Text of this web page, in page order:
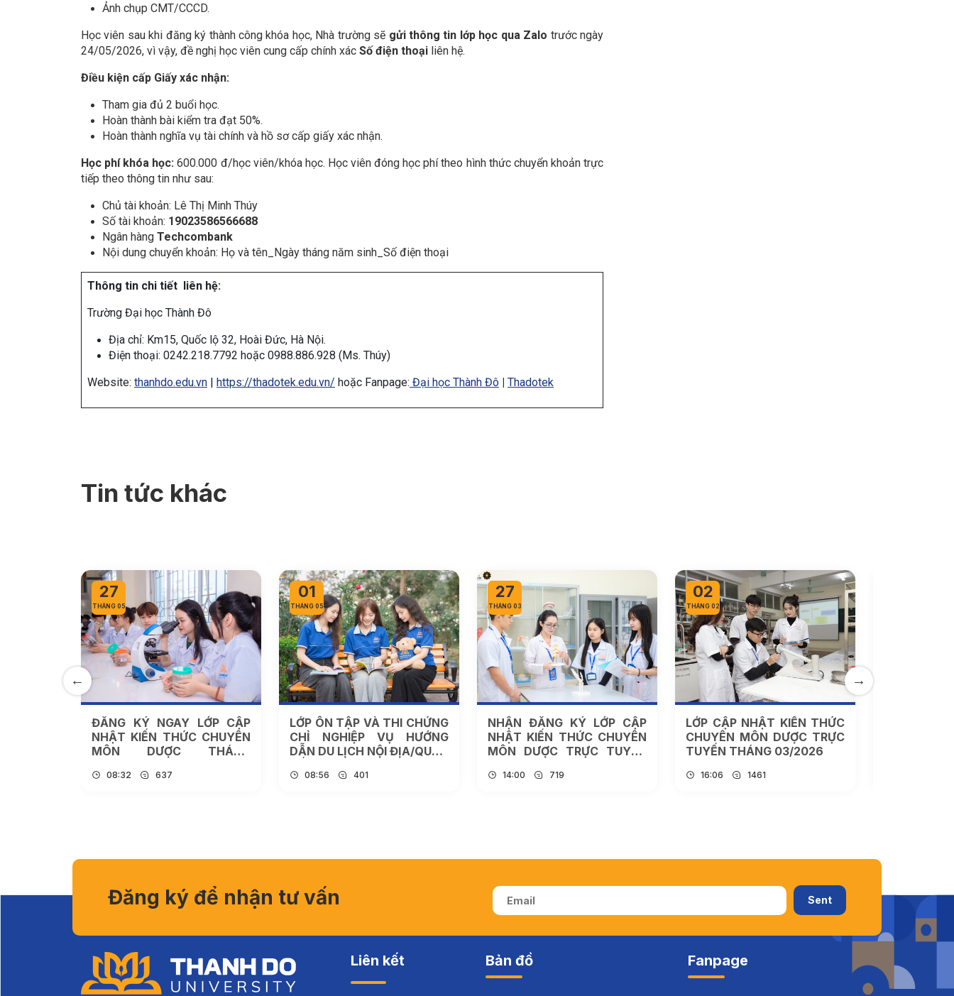
Ảnh chụp CMT/CCCD.
Học viên sau khi đăng ký thành công khóa học, Nhà trường sẽ gửi thông tin lớp học qua Zalo trước ngày
24/05/2026, vì vậy, đề nghị học viên cung cấp chính xác Số điện thoại liên hệ.
Điều kiện cấp Giấy xác nhận:
Tham gia đủ 2 buổi học.
Hoàn thành bài kiểm tra đạt 50%.
Hoàn thành nghĩa vụ tài chính và hồ sơ cấp giấy xác nhận.
Học phí khóa học: 600.000 đ/học viên/khóa học. Học viên đóng học phí theo hình thức chuyển khoản trực
tiếp theo thông tin như sau:
Chủ tài khoản: Lê Thị Minh Thúy
Số tài khoản: 19023586566688
Ngân hàng Techcombank
Nội dung chuyển khoản: Họ và tên_Ngày tháng năm sinh_Số điện thoại
Thông tin chi tiết liên hệ:
Trường Đại học Thành Đô
Địa chỉ: Km15, Quốc lộ 32, Hoài Đức, Hà Nội.
Điện thoại: 0242.218.7792 hoặc 0988.886.928 (Ms. Thúy)
Website: thanhdo.edu.vn | https://thadotek.edu.vn/ hoặc Fanpage: Đại học Thành Đô | Thadotek
Tin tức khác
27
THÁNG 05
ĐĂNG KÝ NGAY LỚP CẬP
NHẬT KIẾN THỨC CHUYÊN
MÔN DƯỢC THÁNG
08:32 637
01
THÁNG 05
LỚP ÔN TẬP VÀ THI CHỨNG
CHỈ NGHIỆP VỤ HƯỚNG
DẪN DU LỊCH NỘI ĐỊA/QUỐC
08:56 401
27
THÁNG 03
NHẬN ĐĂNG KÝ LỚP CẬP
NHẬT KIẾN THỨC CHUYÊN
MÔN DƯỢC TRỰC TUYẾN
14:00 719
02
THÁNG 02
LỚP CẬP NHẬT KIẾN THỨC
CHUYÊN MÔN DƯỢC TRỰC
TUYẾN THÁNG 03/2026
16:06 1461
Liên kết Bản đồ Fanpage
Đăng ký để nhận tư vấn